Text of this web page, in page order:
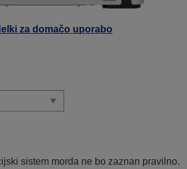
za domačo uporabo
sistem morda ne bo zaznan pravilno.